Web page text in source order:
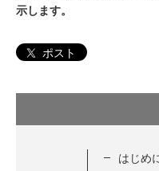
示します。
ポスト
はじめ